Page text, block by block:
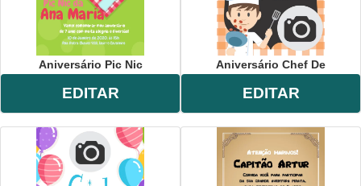
Aniversário Pic Nic
EDITAR
Aniversário Chef De
EDITAR